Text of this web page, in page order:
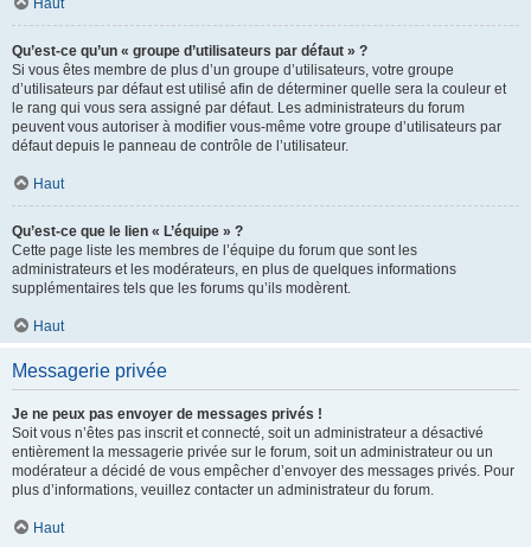
Haut
Qu’est-ce qu’un « groupe d’utilisateurs par défaut » ?
Si vous êtes membre de plus d’un groupe d’utilisateurs, votre groupe
d’utilisateurs par défaut est utilisé afin de déterminer quelle sera la couleur et
le rang qui vous sera assigné par défaut. Les administrateurs du forum
peuvent vous autoriser à modifier vous-même votre groupe d’utilisateurs par
défaut depuis le panneau de contrôle de l’utilisateur.
Haut
Qu’est-ce que le lien « L’équipe » ?
Cette page liste les membres de l’équipe du forum que sont les
administrateurs et les modérateurs, en plus de quelques informations
supplémentaires tels que les forums qu’ils modèrent.
Haut
Messagerie privée
Je ne peux pas envoyer de messages privés !
Soit vous n’êtes pas inscrit et connecté, soit un administrateur a désactivé
entièrement la messagerie privée sur le forum, soit un administrateur ou un
modérateur a décidé de vous empêcher d’envoyer des messages privés. Pour
plus d’informations, veuillez contacter un administrateur du forum.
Haut